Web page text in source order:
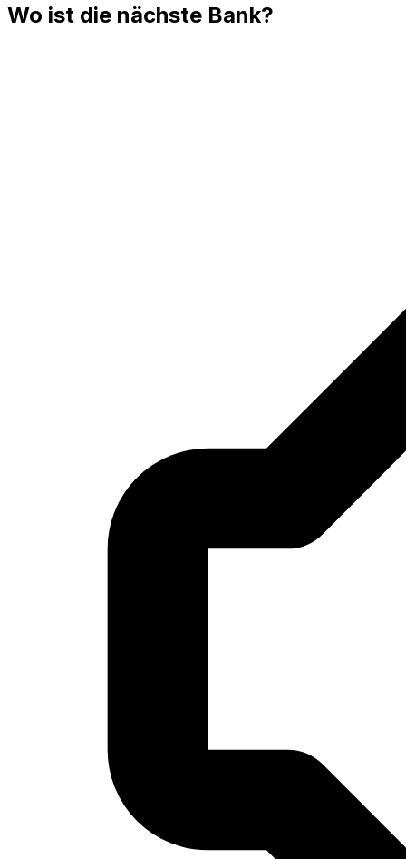
Wo ist die nächste Bank?